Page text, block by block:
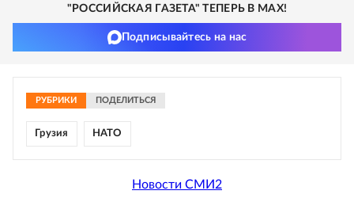
"РОССИЙСКАЯ ГАЗЕТА" ТЕПЕРЬ В MAX!
Подписывайтесь на нас
РУБРИКИ ПОДЕЛИТЬСЯ
Грузия НАТО
Новости СМИ2